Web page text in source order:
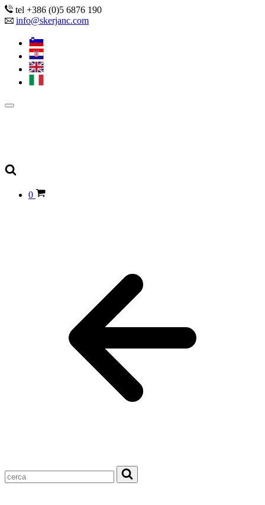
tel +386 (0)5 6876 190
info@skerjanc.com
0